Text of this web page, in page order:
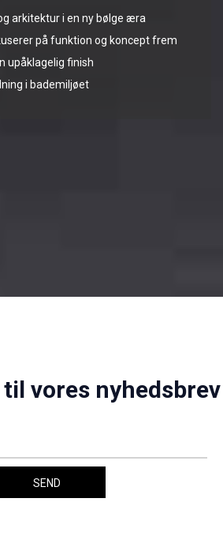
arkitektur i en ny bølge æra
på funktion og koncept frem
upåklagelig finish
i bademiljøet
vores nyhedsbrev